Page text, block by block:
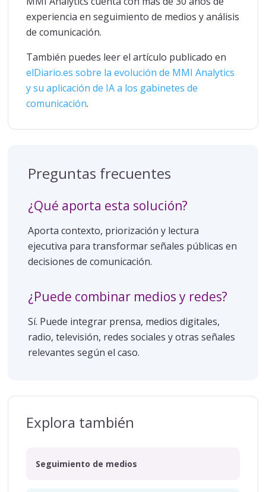
experiencia en seguimiento de medios y análisis
de comunicación.
También puedes leer el artículo publicado en
elDiario.es sobre la evolución de MMI Analytics
y su aplicación de IA a los gabinetes de
comunicación.
Preguntas frecuentes
¿Qué aporta esta solución?
Aporta contexto, priorización y lectura
ejecutiva para transformar señales públicas en
decisiones de comunicación.
¿Puede combinar medios y redes?
Sí. Puede integrar prensa, medios digitales,
radio, televisión, redes sociales y otras señales
relevantes según el caso.
Explora también
Seguimiento de medios